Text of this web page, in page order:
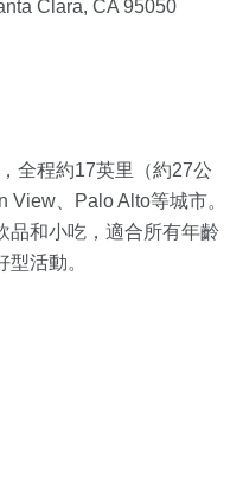
Clara, CA 95050
全程約17英里（約27公
View、Palo Alto等城市。
品和小吃，適合所有年齡
活動。